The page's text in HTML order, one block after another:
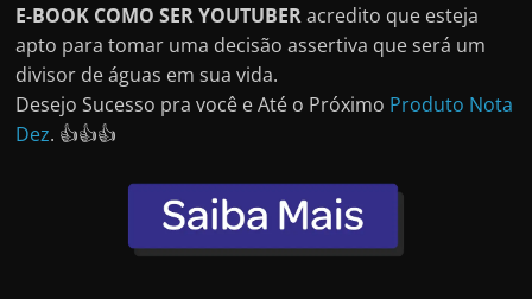
E-BOOK COMO SER YOUTUBERacredito que esteja
apto para tomar uma decisão assertiva que será um
divisor de águas em sua vida.
Desejo Sucesso pra você e Até o Próximo Produto Nota
Dez. 👍👍👍